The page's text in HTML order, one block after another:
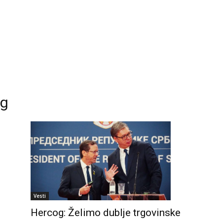
Vesti
Hercog: Želimo dublje trgovinske